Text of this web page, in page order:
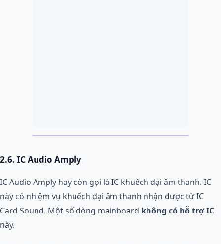
2.6. IC Audio Amply
IC Audio Amply hay còn gọi là IC khuếch đại âm thanh. IC
này có nhiệm vụ khuếch đại âm thanh nhận được từ IC
Card Sound. Một số dòng mainboard không có hỗ trợ IC
này.